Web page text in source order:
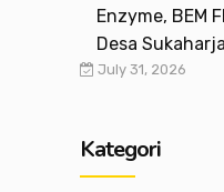
Enzyme, BEM
Desa Sukaharja
July 31, 2026
Kategori